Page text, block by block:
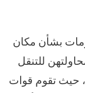
بشأن مكان
للتنقل
حيث تقوم قوات